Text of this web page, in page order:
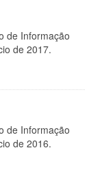
de Informação
de 2017.
de Informação
de 2016.